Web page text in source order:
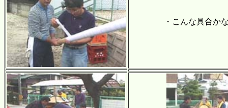
・こんな具合か